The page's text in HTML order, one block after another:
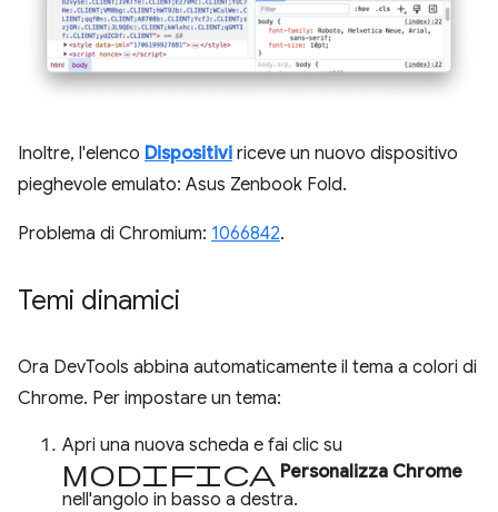
Inoltre, l'elenco Dispositivi riceve un nuovo dispositivo
pieghevole emulato: Asus Zenbook Fold.
Problema di Chromium: 1066842.
Temi dinamici
Ora DevTools abbina automaticamente il tema a colori di
Chrome. Per impostare un tema:
Apri una nuova scheda e fai clic su
Modifica Personalizza Chrome
nell'angolo in basso a destra.